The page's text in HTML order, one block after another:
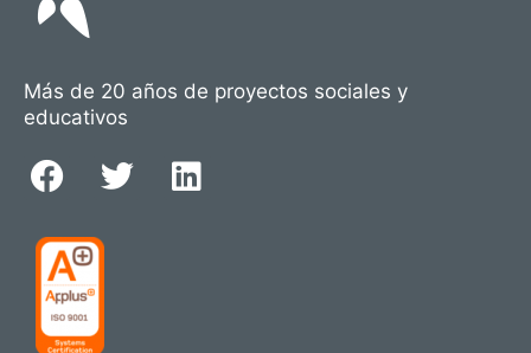
Más de 20 años de proyectos sociales y
educativos